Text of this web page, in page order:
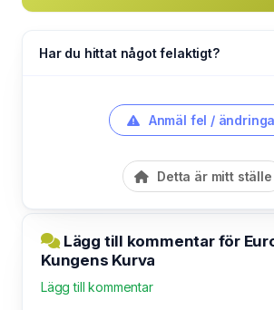
Har du hittat något felaktigt?
Anmäl fel /
Detta är mitt ställe
Lägg till kommentar för
Kungens Kurva
Lägg till kommentar